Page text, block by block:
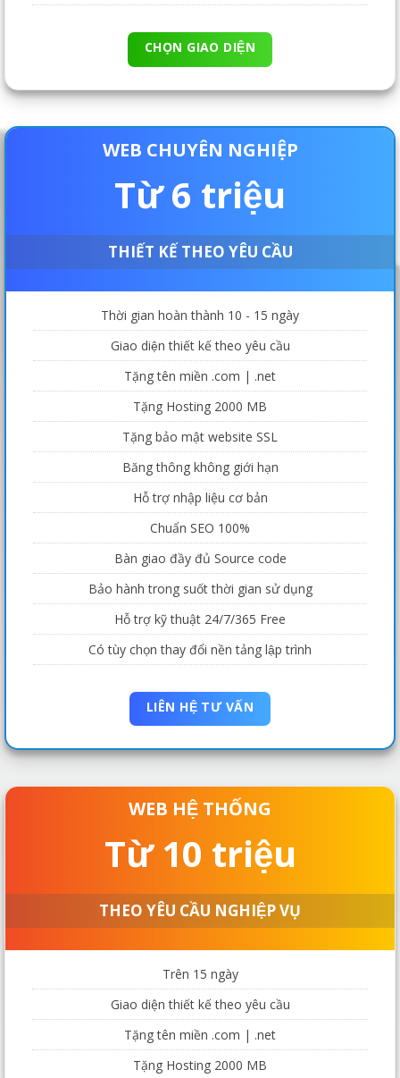
CHỌN GIAO DIỆN
WEB CHUYÊN NGHIỆP
Từ 6 triệu
THIẾT KẾ THEO YÊU CẦU
Thời gian hoàn thành 10 - 15 ngày
Giao diện thiết kế theo yêu cầu
Tặng tên miền .com | .net
Tặng Hosting 2000 MB
Tặng bảo mật website SSL
Băng thông không giới hạn
Hỗ trợ nhập liệu cơ bản
Chuẩn SEO 100%
Bàn giao đầy đủ Source code
Bảo hành trong suốt thời gian sử dụng
Hỗ trợ kỹ thuật 24/7/365 Free
Có tùy chọn thay đổi nền tảng lập trình
LIÊN HỆ TƯ VẤN
WEB HỆ THỐNG
Từ 10 triệu
THEO YÊU CẦU NGHIỆP VỤ
Trên 15 ngày
Giao diện thiết kế theo yêu cầu
Tặng tên miền .com | .net
Tặng Hosting 2000 MB